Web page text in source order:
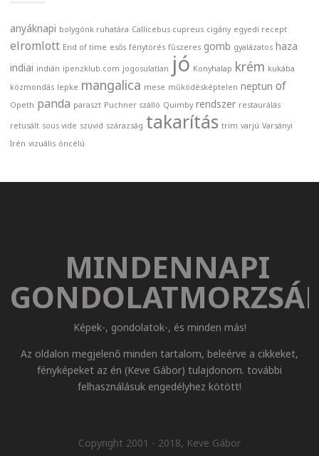
anyáknapi bolygónk ruhatára Callicebus cupreus cigány egyedi recept
elromlott End of time esős fénytörés fűszeres gomb gyalázatos haza
indiai indián ipenzklub.com jogosulatlan jó Konyhalap krém kukába
közmondás lepke mangalica mese működésképtelen neptun of
Opeth panda paraszt Puchner szálló Quimby rendszer restaurálás
retusált sous vide szuvid szárazság takarítás trim varjú Varsányi
Irén vizuális öncélú
MINDENNAPI
Képek-, gondolatok-, és minden más!
Az oldalon megjelenő minden tartalom, beleérve a cikkeket,
fényképeket az én (Keve Gábor) tulajdonom. további
felhasználásuk engedélyhez kötött!
Copyright 2001 - 2018, Keve Gábor